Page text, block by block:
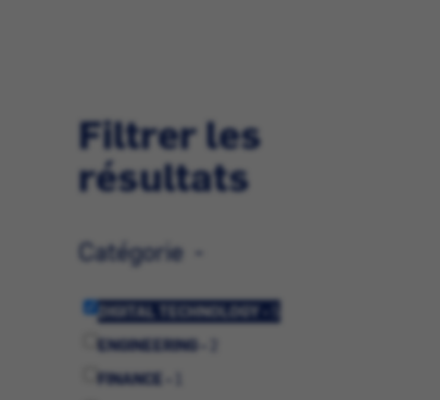
Filtrer les
résultats
Catégorie
DIGITAL TECHNOLOGY -
ENGINEERING -
FINANCE -